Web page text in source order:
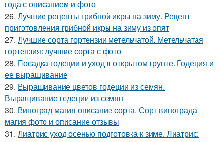
года с описанием и фото
26. Лучшие рецепты грибной икры на зиму. Рецепт
приготовления грибной икры на зиму из опят
27. Лучшие сорта гортензии метельчатой. Метельчатая
гортензия: лучшие сорта с фото
28. Посадка годеции и уход в открытом грунте. Годеция и
ее выращивание
29. Выращивание цветов годеции из семян.
Выращивание годеции из семян
30. Виноград магия описание сорта. Сорт винограда
магия фото и описание отзывы
31. Лиатрис уход осенью подготовка к зиме. Лиатрис: